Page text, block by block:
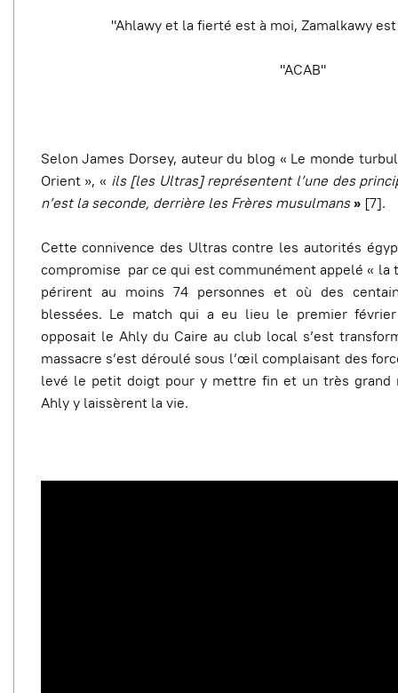
"Ahlawy et la fierté est à moi, Zamalkawy
"ACAB"
Selon James Dorsey, auteur du blog « Le monde
Orient », « ils [les Ultras] représentent l’une des
n’est la seconde, derrière les Frères musulmans» [7].
Cette connivence des Ultras contre les autorités
compromise par ce qui est communément appelé « la
périrent au moins 74 personnes et où des
blessées. Le match qui a eu lieu le premier
opposait le Ahly du Caire au club local s’est
massacre s’est déroulé sous l’œil complaisant des
levé le petit doigt pour y mettre fin et un très grand
Ahly y laissèrent la vie.